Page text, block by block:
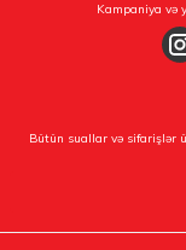
Kampaniya və
Bütün suallar və sifarişlər